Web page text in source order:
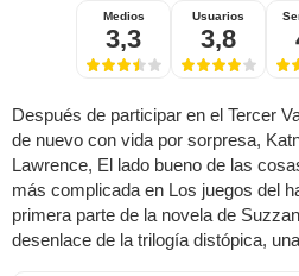
Medios
3,3
Usuarios
3,8
Después de participar en el Tercer
de nuevo con vida por sorpresa,
Lawrence, El lado bueno de las
más complicada en Los juegos del
primera parte de la novela de
desenlace de la trilogía distópica,